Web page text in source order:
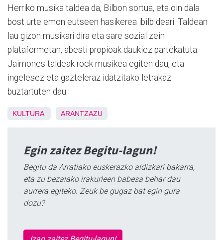
Herriko musika taldea da, Bilbon sortua, eta oin dala
bost urte emon eutseen hasikerea ibilbideari. Taldean
lau gizon musikari dira eta sare sozial zein
plataformetan, abesti propioak daukiez partekatuta.
Jaimones taldeak rock musikea egiten dau, eta
ingelesez eta gazteleraz idatzitako letrakaz
buztartuten dau.
KULTURA ARANTZAZU
Egin zaitez Begitu-lagun!
Begitu da Arratiako euskerazko aldizkari bakarra,
eta zu bezalako irakurleen babesa behar dau
aurrera egiteko. Zeuk be gugaz bat egin gura
dozu?